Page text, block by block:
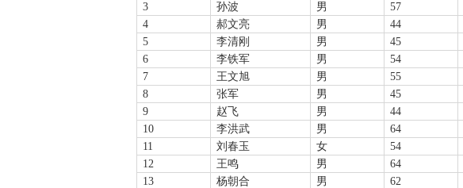
3
孙波 男 57
4
郝文亮 男 44
5
李清刚 男 45
6
李铁军 男 54
7
王文旭 男 55
8
张军 男 45
9
赵飞 男 44
10
李洪武 男 64
11
刘春玉 女 54
12
王鸣 男 64
13
杨朝合 男 62